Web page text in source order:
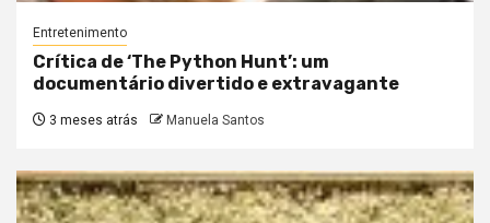
Entretenimento
Crítica de ‘The Python Hunt’: um
documentário divertido e extravagante
3 meses atrás Manuela Santos